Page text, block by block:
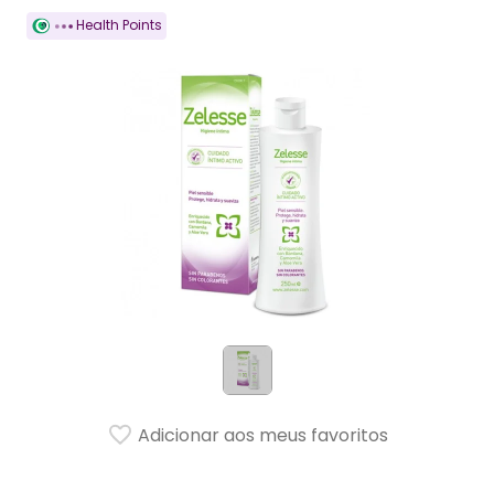
Health Points
Adicionar aos meus favoritos